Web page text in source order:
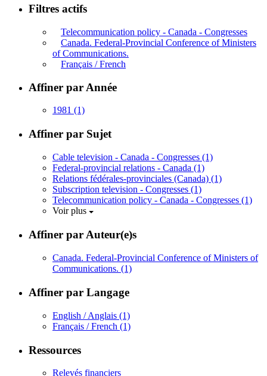
Filtres actifs
Telecommunication policy - Canada - Congresses
Canada. Federal-Provincial Conference of Ministers
of Communications.
Français / French
Affiner par Année
1981 (1)
Affiner par Sujet
Cable television - Canada - Congresses (1)
Federal-provincial relations - Canada (1)
Relations fédérales-provinciales (Canada) (1)
Subscription television - Congresses (1)
Telecommunication policy - Canada - Congresses (1)
Voir plus
Affiner par Auteur(e)s
Canada. Federal-Provincial Conference of Ministers of
Communications. (1)
Affiner par Langage
English / Anglais (1)
Français / French (1)
Ressources
Relevés financiers